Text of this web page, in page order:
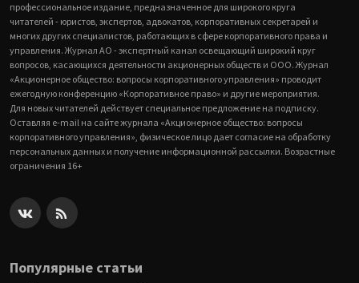
профессиональное издание, предназначенное для широкого круга
читателей - юристов, экспертов, адвокатов, корпоративных секретарей и
многих других специалистов, работающих в сфере корпоративного права и
управления. Журнал АО - экспертный канал освещающий широкий круг
вопросов, касающихся деятельности акционерных обществ и ООО. Журнал
«Акционерное общество: вопросы корпоративного управления» проводит
ежегодную конференцию «Корпоративное право» и другие мероприятия.
Для новых читателей действует специальное предложение на подписку.
Оставляя e-mail на сайте журнала «Акционерное общество: вопросы
корпоративного управления», физическое лицо дает согласие на обработку
персональных данных и получение информационной рассылки. Возрастные
ограничения 16+
Популярные статьи